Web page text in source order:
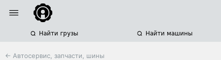
Найти грузы Найти машины
← Автосервис, запчасти, шины